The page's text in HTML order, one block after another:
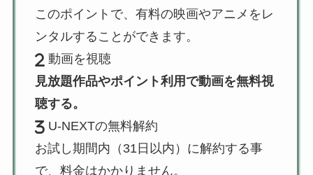
このポイントで、有料の映画やアニメをレ
ンタルすることができます。
動画を視聴
見放題作品やポイント利用で動画を無料視
聴する。
U-NEXTの無料解約
お試し期間内（31日以内）に解約する事
で、料金はかかりません。